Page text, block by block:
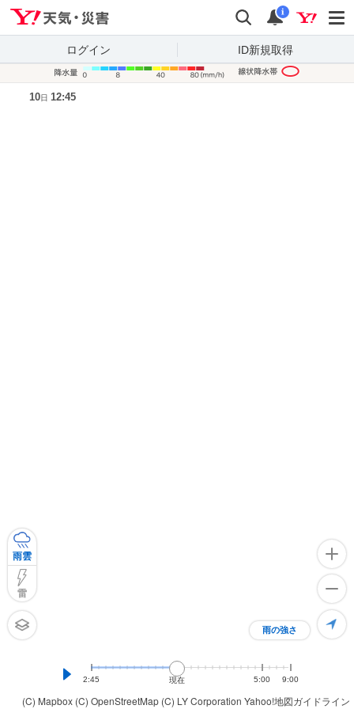
検索 通知
i
ログイン ID新規取得
(C) Mapbox (C) OpenStreetMap (C) LY Corporation Yahoo!地図ガイドライン
雨の強さ
雨雲
雷
2:45 現在 5:00 9:00
10日 12:45